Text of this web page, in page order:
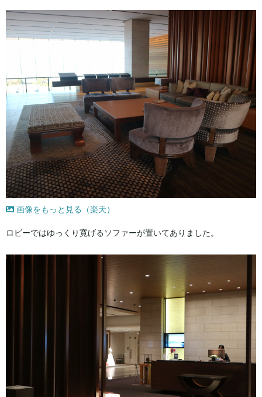
画像をもっと見る（楽天）
ロビーではゆっくり寛げるソファーが置いてありました。